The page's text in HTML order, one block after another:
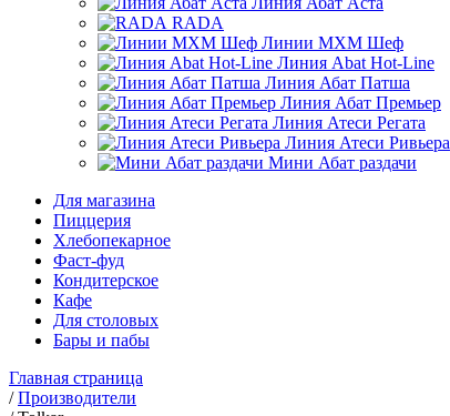
RADA
Линии МХМ Шеф
Линия Abat Hot-Line
Линия Абат Патша
Линия Абат Премьер
Линия Атеси Регата
Линия Атеси Ривьера
Мини Абат раздачи
Для магазина
Пиццерия
Хлебопекарное
Фаст-фуд
Кондитерское
Кафе
Для столовых
Бары и пабы
Главная страница
/Производители